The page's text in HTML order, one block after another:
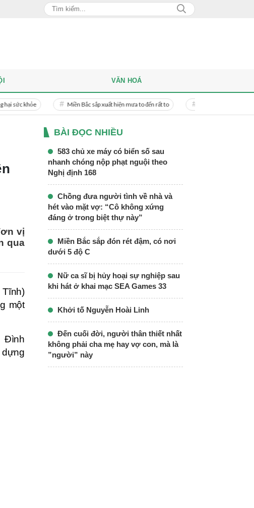
Miền Bắc sắp xuất hiện mưa to đến rất to Danh tính người phụ nữ bị bạn trai
VĂN HOÁ
vị
qua
một
Đình
BÀI ĐỌC NHIỀU
583 chủ xe máy có biển số sau
nhanh chóng nộp phạt nguội theo
Nghị định 168
Chồng đưa người tình về nhà và
hét vào mặt vợ: “Cô không xứng
đáng ở trong biệt thự này”
Miền Bắc sắp đón rét đậm, có nơi
dưới 5 độ C
Nữ ca sĩ bị hủy hoại sự nghiệp sau
khi hát ở khai mạc SEA Games 33
Khởi tố Nguyễn Hoài Linh
Đến cuối đời, người thân thiết nhất
không phải cha mẹ hay vợ con, mà là
”người” này